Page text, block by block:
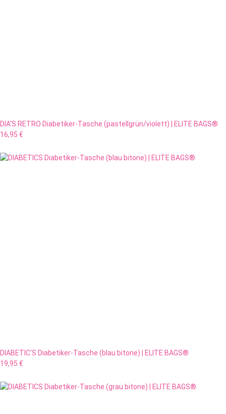
DIA'S RETRO Diabetiker-Tasche (pastellgrün/violett) | ELITE BAGS®
16,95 €
DIABETIC'S Diabetiker-Tasche (blau bitone) | ELITE BAGS®
19,95 €